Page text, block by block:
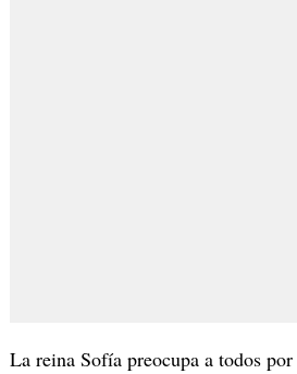
La reina Sofía preocupa a todos por